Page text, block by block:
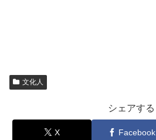
文化人
シェアする
X Facebook